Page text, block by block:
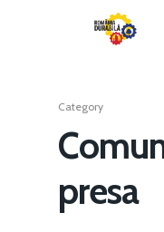
Hit enter to
Category
presa